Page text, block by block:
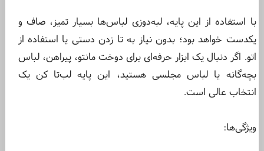
با استفاده از این پایه، لبه‌دوزی لباس‌ها بسیار تمیز، صاف و
یکدست خواهد بود؛ بدون نیاز به تا زدن دستی یا استفاده از
اتو. اگر دنبال یک ابزار حرفه‌ای برای دوخت مانتو، پیراهن، لباس
بچه‌گانه یا لباس مجلسی هستید، این پایه لب‌تا کن یک
انتخاب عالی است.
ویژگی‌ها: